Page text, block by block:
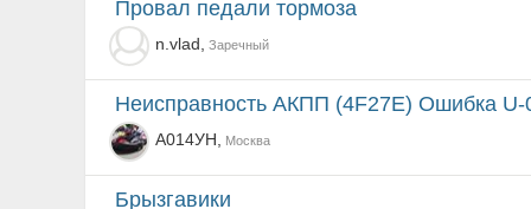
Провал педали тормоза
n.vlad, Заречный
Неисправность АКПП (4F27E) Ошибка U-
А014УН, Москва
Брызгавики